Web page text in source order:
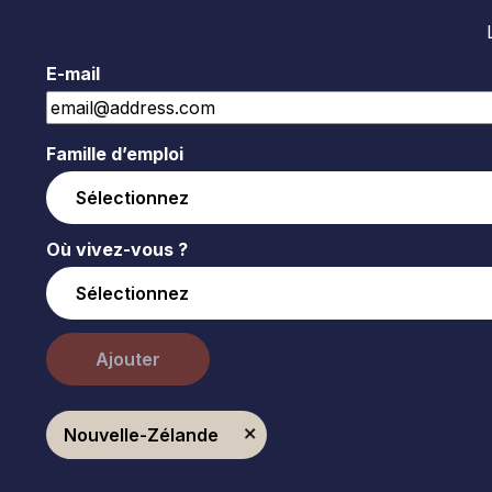
E-mail
Famille d’emploi
Où vivez-vous ?
Ajouter
Nouvelle-Zélande